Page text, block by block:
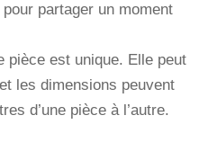
partager un moment
pièce est unique. Elle peut
les dimensions peuvent
d’une pièce à l’autre.